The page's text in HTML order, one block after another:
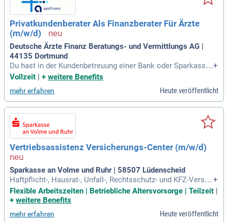
n sind Erfahrung im Finanz- oder Versicherungsvertrieb sowi
e relevante Abschlüsse nach § 34d oder §34 i, f. Nutzen Sie
die überdurchschnittlichen Einkommensmöglichkeiten in di
eser Position. Senden Sie Ihre Kurzbewerbung an Frau Betti
na Menger-Kölle unter b.menger-koelle@fgheilbronn.de.
Privatkundenberater Als Finanzberater Für Ärzte
(m/w/d)
Deutsche Ärzte Finanz Beratungs- und Vermittlungs AG |
44135 Dortmund
Du hast in der Kundenbetreuung einer Bank oder Sparkasse
umfangreiches Know-how aufgebaut. Nun möchtest du dein
ziele zu erfüllen? Dann bist du bei uns richtig.
+
Vollzeit | + weitere Benefits
mehr erfahren Heute veröffentlicht
Vertriebsassistenz Versicherungs-Center (m/w/d)
Sparkasse an Volme und Ruhr | 58507 Lüdenscheid
Haftpflicht-, Hausrat-, Unfall-, Rechtsschutz- und KFZ-Versic
herungen; Sie bearbeiten Vertragsänderungen und Schadens
meldungen; Sie prüfen eingehende Versicherungsanträge un
Sie betreuen die sparkasseninterne
+
Flexible Arbeitszeiten | Betriebliche Altersvorsorge | Teilzeit
+ weitere Benefits
mehr erfahren Heute veröffentlicht